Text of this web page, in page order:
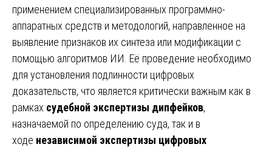
применением специализированных программно-
аппаратных средств и методологий, направленное на
выявление признаков их синтеза или модификации с
помощью алгоритмов ИИ. Её проведение необходимо
для установления подлинности цифровых
доказательств, что является критически важным как в
рамках судебной экспертизы дипфейков,
назначаемой по определению суда, так и в
ходе независимой экспертизы цифровых